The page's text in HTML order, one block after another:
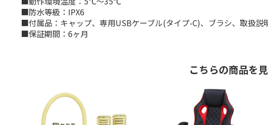
■防水等級：IPX6
■付属品：キャップ、専用USBケーブル(タイプ-C)、ブラシ、取扱
■保証期間：6ヶ月
こちらの商品を